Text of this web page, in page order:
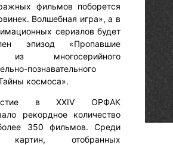
фильмов поборется
Волшебная игра», а в
сериалов будет
эпизод «Пропавшие
многосерийного
познавательного
космоса».
в XXIV ОРФАК
рекордное количество
350 фильмов. Среди
картин, отобранных